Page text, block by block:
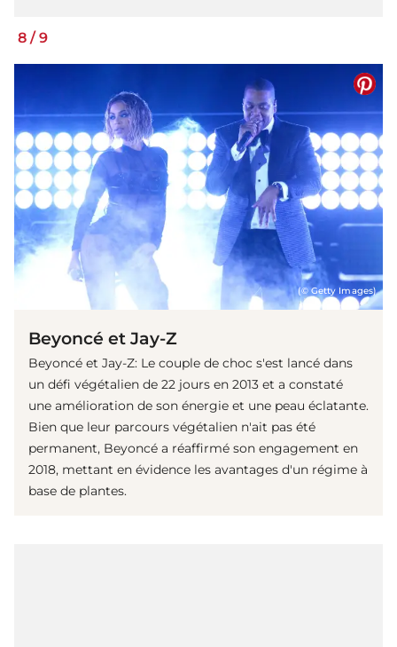
8 / 9
(© Getty Images)
Beyoncé et Jay-Z
Beyoncé et Jay-Z: Le couple de choc s'est lancé dans
un défi végétalien de 22 jours en 2013 et a constaté
une amélioration de son énergie et une peau éclatante.
Bien que leur parcours végétalien n'ait pas été
permanent, Beyoncé a réaffirmé son engagement en
2018, mettant en évidence les avantages d'un régime à
base de plantes.